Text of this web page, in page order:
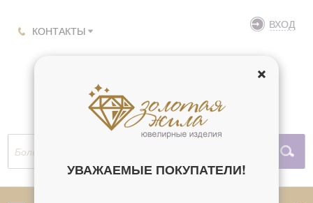
КОНТАКТЫ ВХОД
УВАЖАЕМЫЕ ПОКУПАТЕЛИ!